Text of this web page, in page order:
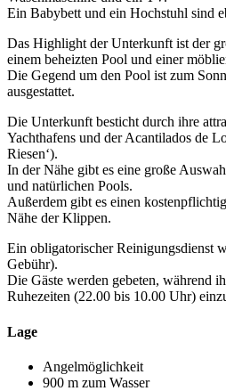
Ein Babybett und ein Hochstuhl sind
Das Highlight der Unterkunft ist der
einem beheizten Pool und einer
Die Gegend um den Pool ist zum
ausgestattet.
Die Unterkunft besticht durch ihre
Yachthafens und der Acantilados de
Riesen‘).
In der Nähe gibt es eine große
und natürlichen Pools.
Außerdem gibt es einen
Nähe der Klippen.
Ein obligatorischer Reinigungsdienst
Gebühr).
Die Gäste werden gebeten, während
Ruhezeiten (22.00 bis 10.00 Uhr)
Lage
Angelmöglichkeit
900 m zum Wasser